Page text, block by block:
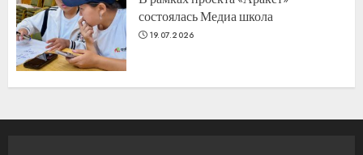
состоялась Медиа школа
19.07.2026